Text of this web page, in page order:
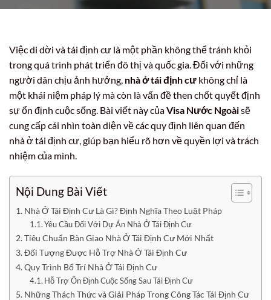
Việc di dời và tái định cư là một phần không thể tránh khỏi
trong quá trình phát triển đô thị và quốc gia. Đối với những
người dân chịu ảnh hưởng, nhà ở tái định cư không chỉ là
một khái niệm pháp lý mà còn là vấn đề then chốt quyết định
sự ổn định cuộc sống. Bài viết này củaVisa Nước Ngoàisẽ
cung cấp cái nhìn toàn diện về các quy định liên quan đến
nhà ở tái định cư, giúp bạn hiểu rõ hơn về quyền lợi và trách
nhiệm của mình.
Nội Dung Bài Viết
Nhà Ở Tái Định Cư Là Gì? Định Nghĩa Theo Luật Pháp
Yêu Cầu Đối Với Dự Án Nhà Ở Tái Định Cư
Tiêu Chuẩn Bàn Giao Nhà Ở Tái Định Cư Mới Nhất
Đối Tượng Được Hỗ Trợ Nhà Ở Tái Định Cư
Quy Trình Bố Trí Nhà Ở Tái Định Cư
Hỗ Trợ Ổn Định Cuộc Sống Sau Tái Định Cư
Những Thách Thức và Giải Pháp Trong Công Tác Tái Định Cư